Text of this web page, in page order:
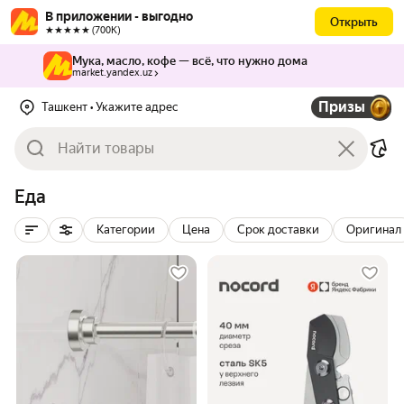
В приложении - выгодно
★★★★★ (700К)
Открыть
Мука, масло, кофе — всё, что нужно дома
market.yandex.uz
Ташкент • Укажите адрес Призы
Еда
Категории Цена Срок доставки Оригинал